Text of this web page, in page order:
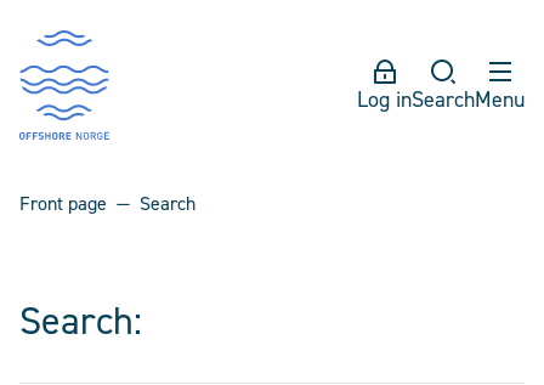
Log inSearchMenu
Front page Search
Search: